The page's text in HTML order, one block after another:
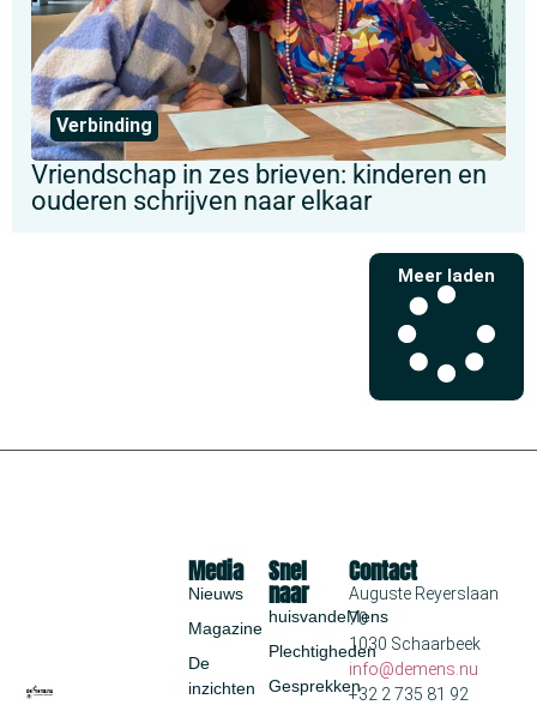
Verbinding
Vriendschap in zes brieven: kinderen en
ouderen schrijven naar elkaar
Meer laden
Snel
naar
huisvandeMens
Plechtigheden
Gesprekken
Media
Nieuws
Magazine
De
inzichten
Contact
Auguste Reyerslaan
70
1030 Schaarbeek
info@demens.nu
+32 2 735 81 92